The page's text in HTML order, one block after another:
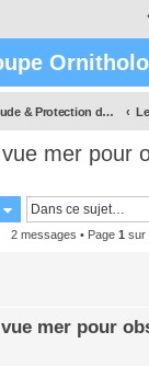
Étude & Protection des Oiseaux et de leurs milieux en Normandie
mer pour
2 messages • Page 1 sur
mer pour